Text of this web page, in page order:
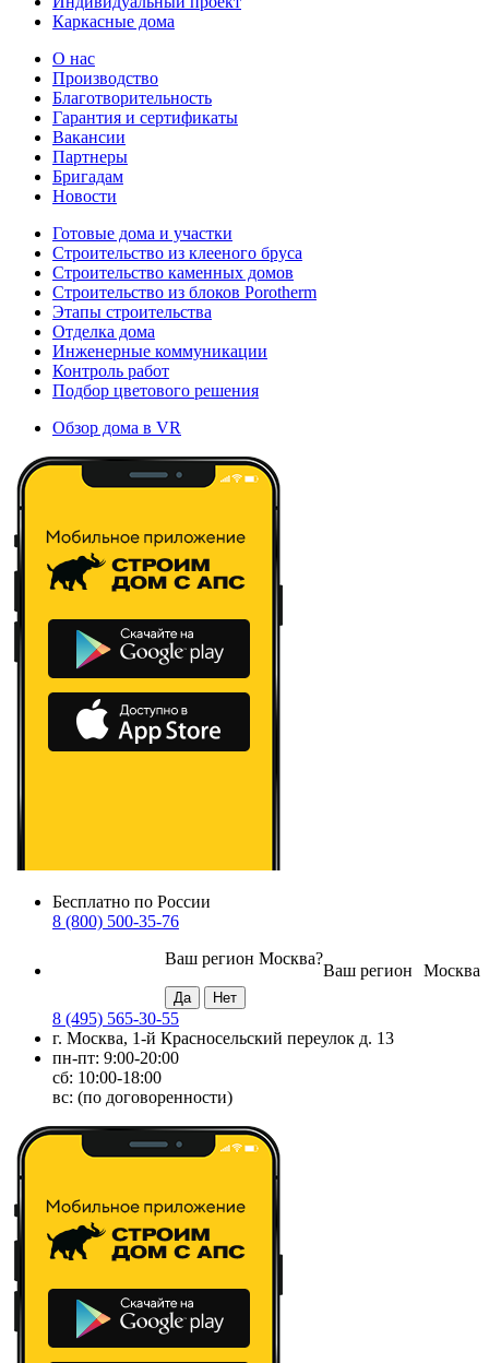
Каркасные дома
О нас
Производство
Благотворительность
Гарантия и сертификаты
Вакансии
Партнеры
Бригадам
Новости
Готовые дома и участки
Строительство из клееного бруса
Строительство каменных домов
Строительство из блоков Porotherm
Этапы строительства
Отделка дома
Инженерные коммуникации
Контроль работ
Подбор цветового решения
Обзор дома в VR
Бесплатно по России
8 (800) 500-35-76
Москва
Ваш регион
Ваш регион Москва?
8 (495) 565-30-55
г. Москва, 1-й Красносельский переулок д. 13
пн-пт: 9:00-20:00
сб: 10:00-18:00
вс: (по договоренности)